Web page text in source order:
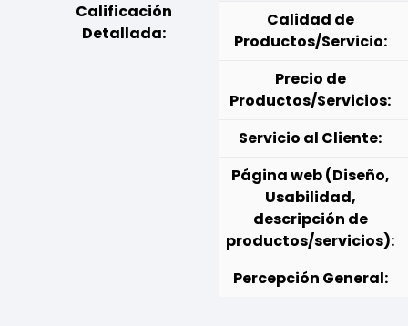
Calificación
Detallada:
Calidad de
Productos/Servicio:
Precio de
Productos/Servicios:
Servicio al Cliente:
Página web (Diseño,
Usabilidad,
descripción de
productos/servicios):
Percepción General: